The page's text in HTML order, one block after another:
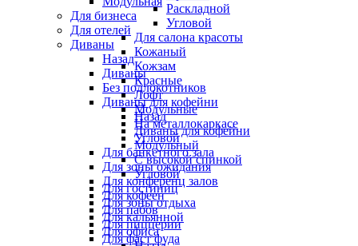
Раскладной
Угловой
Для салона красоты
Кожаный
Кожзам
Красные
Лофт
Модульные
На металлокаркасе
Угловой
Для банкетного зала
Для зоны ожидания
Для конференц залов
Для кофеен
Для пабов
Для пиццерии
Для фаст фуда
Для бизнеса
Для отелей
Диваны
Назад
Диваны
Без подлокотников
Диваны для кофейни
Назад
Диваны для кофейни
Модульный
С высокой спинкой
Угловой
Для гостиниц
Для зоны отдыха
Для кальянной
Для офиса